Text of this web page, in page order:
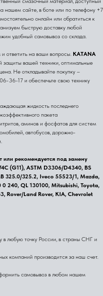
нашем сайте, в боте или по телефону +7
онлайн или обратиться к
быструю доставку любой
удобный самовывоз со склада.
ответить на ваши вопросы. KATANA
защиты вашей техники, оптимальные
Не откладывайте покупку –
36-17 и обеспечьте свою технику
жидкость последнего
пакета
аминов и фосфатов для систем
автобусов, дорожно-
или рекомендуется под замену
(G11), ASTM D3306/D4340, BS
325.0/325.2, Iveco 55523/1, Mazda,
240, QL 130100, Mitsubishi, Toyota,
Rover/Land Rover, KIA, Chevrolet
точку России, в страны СНГ и
компаний производится за наш счет.
самовывоз в любом нашем